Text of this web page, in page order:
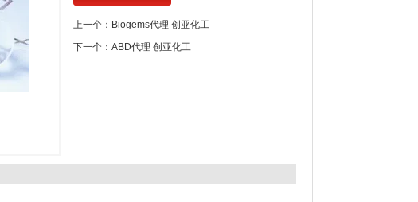
上一个： Biogems代理 创亚化工
下一个： ABD代理 创亚化工